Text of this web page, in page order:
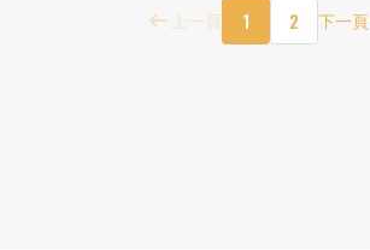
上一頁 1 2 下一頁